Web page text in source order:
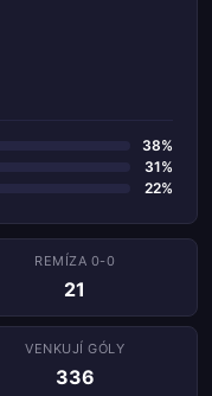
38%
31%
22%
REMÍZA 0-0
21
VENKUJÍ GÓLY
336